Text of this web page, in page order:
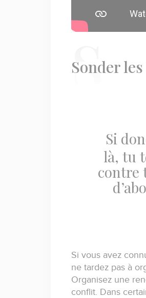
Sonder
Si
là, tu
contre
Si vous avez
ne tardez pas à
Organisez une
conflit. Dans